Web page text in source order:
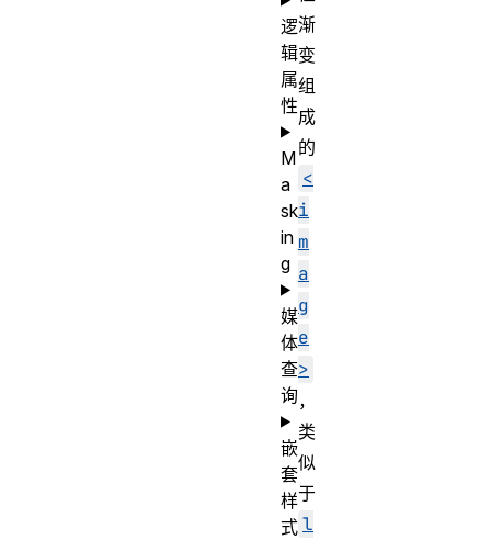
渐
变
组
成
的
<
i
m
a
g
e
>
，
类
似
于
l
逻
辑
属
性
M
a
sk
in
g
媒
体
查
询
嵌
套
样
式